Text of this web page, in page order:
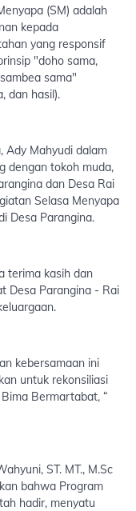
(SM) adalah
kepada
yang responsif
"doho sama,
sama"
dan hasil).
Ady Mahyudi dalam
dengan tokoh muda,
dan Desa Rai
Selasa Menyapa
Desa Parangina.
terima kasih dan
Desa Parangina - Rai
kebersamaan ini
untuk rekonsiliasi
Bermartabat, “
ST. MT., M.Sc
bahwa Program
hadir, menyatu